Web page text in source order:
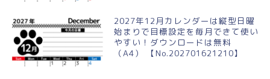
2027年12月カレンダーは縦型日曜
始まりで目標設定を毎月できて使い
やすい！ダウンロードは無料
（A4） 【No.202701621210】